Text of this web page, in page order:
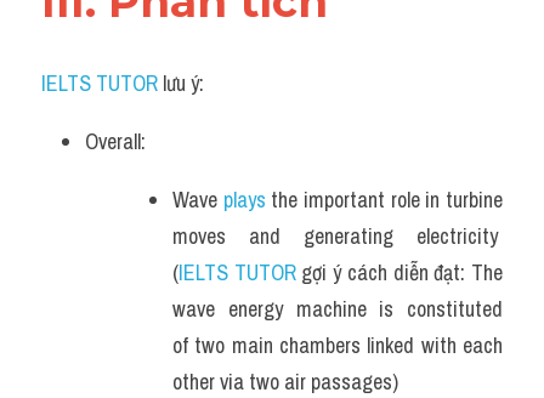
IELTS TUTOR lưu ý:
Overall:
Wave plays the important role in turbine
moves and generating electricity
(IELTS TUTOR gợi ý cách diễn đạt: The
wave energy machine is constituted
of two main chambers linked with each
other via two air passages)